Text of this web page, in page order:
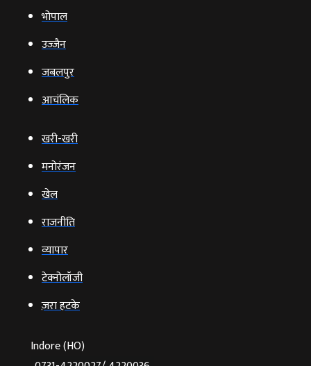
भोपाल
उज्‍जैन
जबलपुर
आचंलिक
खरी-खरी
मनोरंजन
खेल
राजनीति
व्‍यापार
टेक्‍नोलॉजी
ज़रा हटके
Indore (HO)